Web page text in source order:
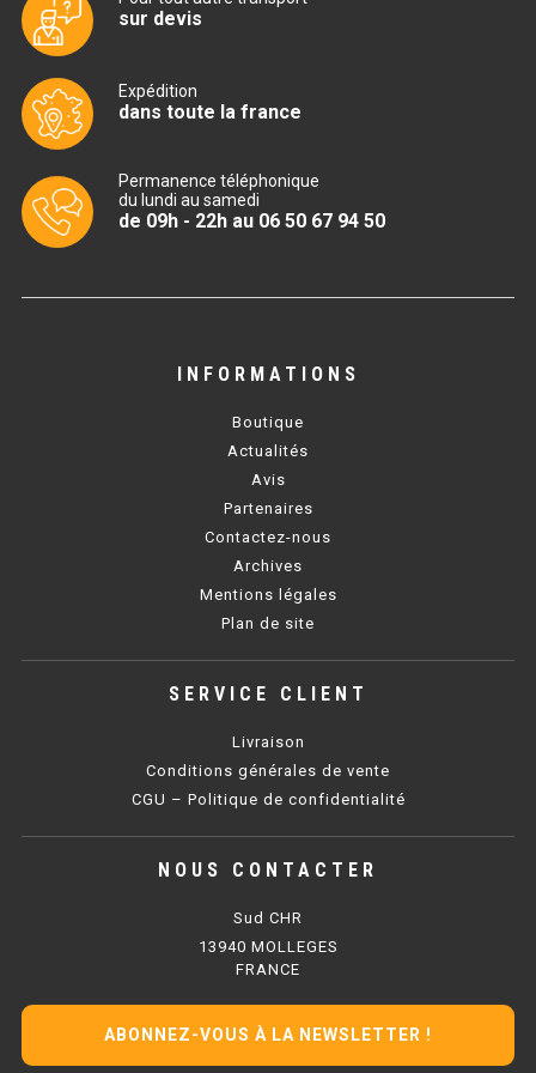
TABLE RÉFRIGÉRÉE
TABLE 600
TABLE 700 VITRÉE
TABLE CONGÉLATEUR
SOUBASSEMENT RÉFRIGÉRÉ
TABLE DE PRÉPARATION
SALADETTE COMPACTE
SALADETTE 800 VITRÉE
sur devis
Expédition
dans toute la france
Permanence téléphonique
du lundi au samedi
de 09h - 22h au 06 50 67 94 50
INFORMATIONS
Boutique
Actualités
Avis
Partenaires
Contactez-nous
Archives
Mentions légales
Plan de site
SERVICE CLIENT
Livraison
Conditions générales de vente
CGU – Politique de confidentialité
NOUS CONTACTER
Sud CHR
13940 MOLLEGES
FRANCE
ABONNEZ-VOUS À LA NEWSLETTER !